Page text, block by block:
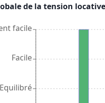
de la tension locative
Equilibré
Facile
facile